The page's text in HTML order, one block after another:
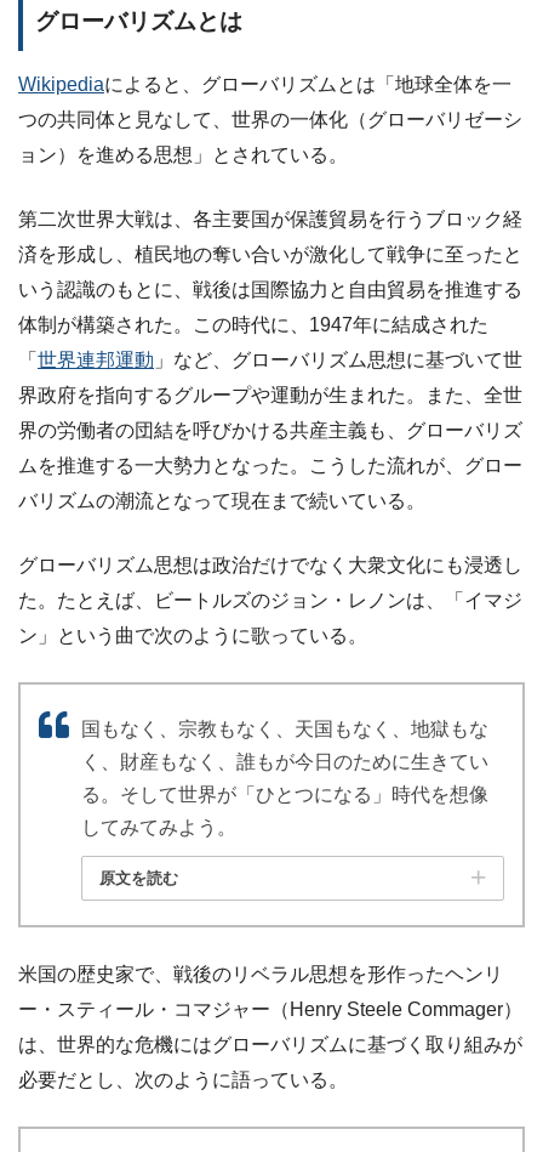
グローバリズムとは
Wikipediaによると、グローバリズムとは「地球全体を一
つの共同体と見なして、世界の一体化（グローバリゼーシ
ョン）を進める思想」とされている。
第二次世界大戦は、各主要国が保護貿易を行うブロック経
済を形成し、植民地の奪い合いが激化して戦争に至ったと
いう認識のもとに、戦後は国際協力と自由貿易を推進する
体制が構築された。この時代に、1947年に結成された
「 世界連邦運動 」など、グローバリズム思想に基づいて世
界政府を指向するグループや運動が生まれた。また、全世
界の労働者の団結を呼びかける共産主義も、グローバリズ
ムを推進する一大勢力となった。こうした流れが、グロー
バリズムの潮流となって現在まで続いている。
グローバリズム思想は政治だけでなく大衆文化にも浸透し
た。たとえば、ビートルズのジョン・レノンは、「イマジ
ン」という曲で次のように歌っている。
国もなく、宗教もなく、天国もなく、地獄もな
く、財産もなく、誰もが今日のために生きてい
る。そして世界が「ひとつになる」時代を想像
してみてみよう。
原文を読む
米国の歴史家で、戦後のリベラル思想を形作ったヘンリ
ー・スティール・コマジャー（Henry Steele Commager）
は、世界的な危機にはグローバリズムに基づく取り組みが
必要だとし、次のように語っている。